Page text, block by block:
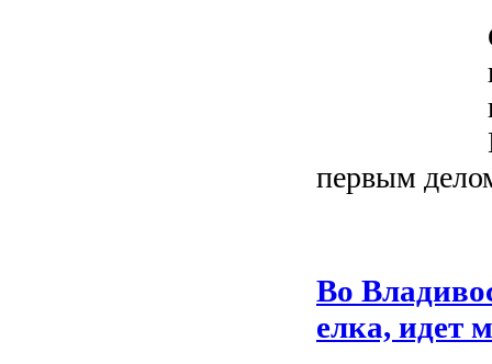
первым
Во
елка, идет